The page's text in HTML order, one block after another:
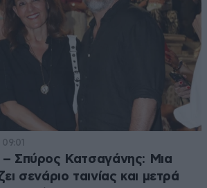
– Σπύρος Κατσαγάνης: Μια
σενάριο ταινίας και μετρά